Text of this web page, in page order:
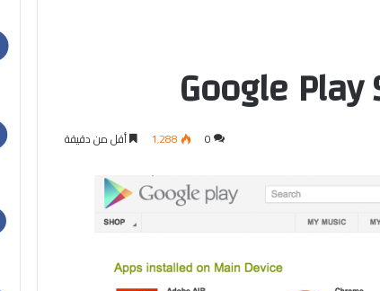
0 1٬288 أقل من دقيقة